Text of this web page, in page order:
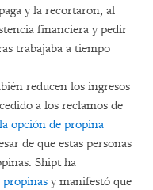
y la recortaron, al
financiera y pedir
trabajaba a tiempo
reducen los ingresos
a los reclamos de
opción de propina
de que estas personas
Shipt ha
propinasy manifestó que